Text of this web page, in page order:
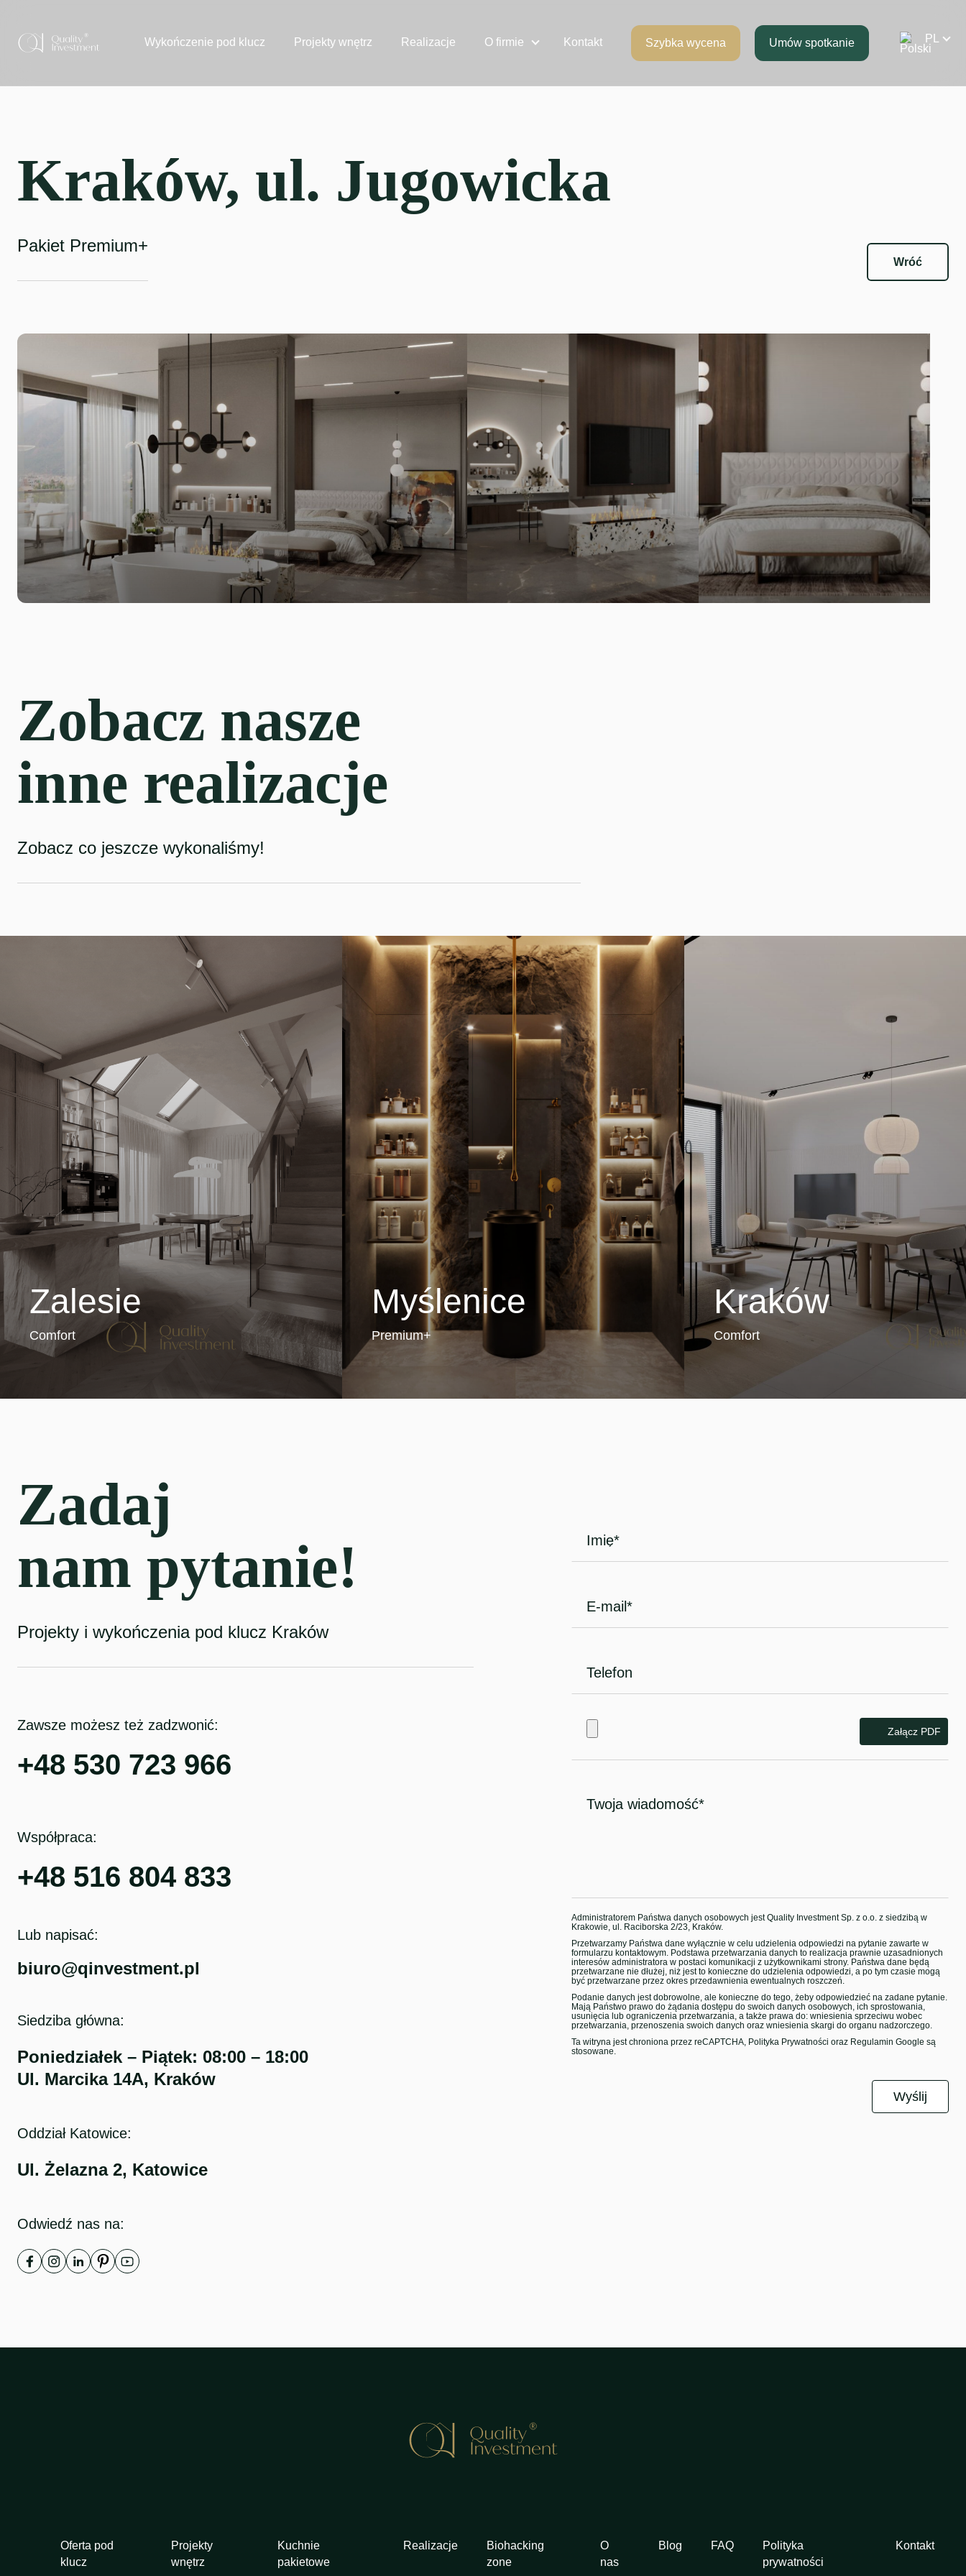
Wykończenie pod klucz Projekty wnętrz Realizacje O firmie Kontakt Szybka wycena Umów spotkanie
Kraków, ul. Jugowicka
Pakiet Premium+
Wróć
Zobacz nasze
inne realizacje
Zobacz co jeszcze wykonaliśmy!
Zalesie
Comfort
Myślenice
Premium+
Kraków
Comfort
Zadaj
nam pytanie!
Projekty i wykończenia pod klucz Kraków
Zawsze możesz też zadzwonić:
+48 530 723 966
Współpraca:
+48 516 804 833
Lub napisać:
biuro@qinvestment.pl
Siedziba główna:
Poniedziałek – Piątek: 08:00 – 18:00
Ul. Marcika 14A, Kraków
Oddział Katowice:
Ul. Żelazna 2, Katowice
Odwiedź nas na:
Załącz PDF
Administratorem Państwa danych osobowych jest Quality Investment Sp. z o.o. z siedzibą w
Krakowie, ul. Raciborska 2/23, Kraków.
Przetwarzamy Państwa dane wyłącznie w celu udzielenia odpowiedzi na pytanie zawarte w
formularzu kontaktowym. Podstawa przetwarzania danych to realizacja prawnie uzasadnionych
interesów administratora w postaci komunikacji z użytkownikami strony. Państwa dane będą
przetwarzane nie dłużej, niż jest to konieczne do udzielenia odpowiedzi, a po tym czasie mogą
być przetwarzane przez okres przedawnienia ewentualnych roszczeń.
Podanie danych jest dobrowolne, ale konieczne do tego, żeby odpowiedzieć na zadane pytanie.
Mają Państwo prawo do żądania dostępu do swoich danych osobowych, ich sprostowania,
usunięcia lub ograniczenia przetwarzania, a także prawa do: wniesienia sprzeciwu wobec
przetwarzania, przenoszenia swoich danych oraz wniesienia skargi do organu nadzorczego.
Ta witryna jest chroniona przez reCAPTCHA, Polityka Prywatności oraz Regulamin Google są
stosowane.
Oferta pod
klucz
Projekty
wnętrz
Kuchnie
pakietowe
Realizacje
Biohacking
zone
O
nas
Blog FAQ
Polityka
prywatności
Kontakt